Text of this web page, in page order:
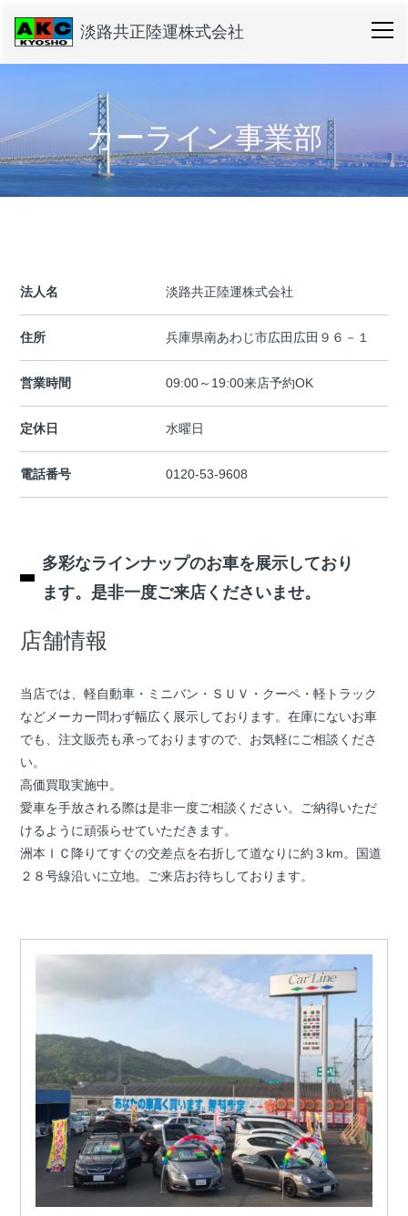
淡路共正陸運株式会社
カーライン事業部
法人名 淡路共正陸運株式会社
住所 兵庫県南あわじ市広田広田９６－１
営業時間 09:00～19:00来店予約OK
定休日 水曜日
電話番号 0120-53-9608
多彩なラインナップのお車を展示しており
ます。是非一度ご来店くださいませ。
店舗情報
当店では、軽自動車・ミニバン・ＳＵＶ・クーペ・軽トラック
などメーカー問わず幅広く展示しております。在庫にないお車
でも、注文販売も承っておりますので、お気軽にご相談くださ
い。
高価買取実施中。
愛車を手放される際は是非一度ご相談ください。ご納得いただ
けるように頑張らせていただきます。
洲本ＩＣ降りてすぐの交差点を右折して道なりに約３km。国道
２８号線沿いに立地。ご来店お待ちしております。